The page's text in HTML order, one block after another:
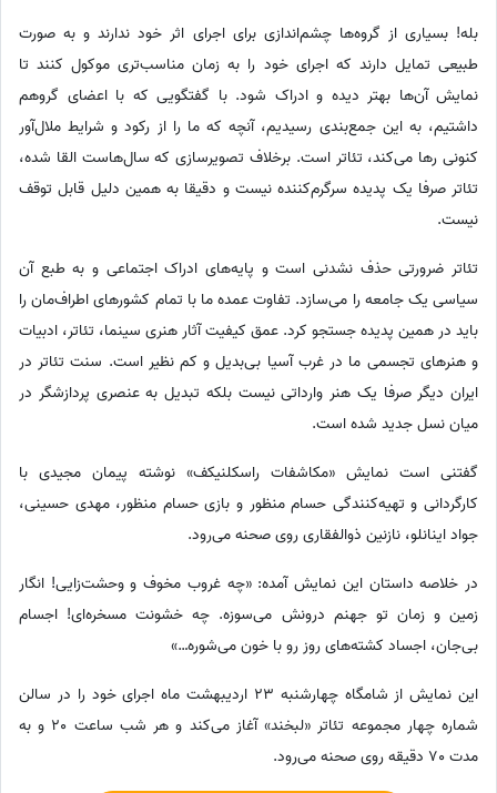
بله! بسیاری از گروه‌ها چشم‌اندازی برای اجرای اثر خود ندارند و به صورت
طبیعی تمایل دارند که اجرای خود را به زمان مناسب‌تری موکول کنند تا
نمایش آن‌ها بهتر دیده و ادراک شود. با گفتگویی که با اعضای گروهم
داشتیم، به این جمع‌بندی رسیدیم، آنچه که ما را از رکود و شرایط ملال‌آور
کنونی رها می‌کند، تئاتر است. برخلاف تصویرسازی که سال‌هاست القا شده،
تئاتر صرفا یک پدیده سرگرم‌کننده نیست و دقیقا به همین دلیل قابل توقف
نیست.
تئاتر ضرورتی حذف نشدنی است و پایه‌های ادراک اجتماعی و به طبع آن
سیاسی یک جامعه را می‌سازد. تفاوت عمده ما با تمام کشورهای اطراف‌مان را
باید در همین پدیده جستجو کرد. عمق کیفیت آثار هنری سینما، تئاتر، ادبیات
و هنرهای تجسمی ما در غرب آسیا بی‌بدیل و کم نظیر است. سنت تئاتر در
ایران دیگر صرفا یک هنر وارداتی نیست بلکه تبدیل به عنصری پردازشگر در
میان نسل جدید شده است.
گفتنی است نمایش «مکاشفات راسکلنیکف» نوشته پیمان مجیدی با
کارگردانی و تهیه‌کنندگی حسام منظور و بازی حسام منظور، مهدی حسینی،
جواد اینانلو، نازنین ذوالفقاری روی صحنه می‌رود.
در خلاصه داستان این نمایش آمده: «چه غروب مخوف و وحشت‌زایی! انگار
زمین و زمان تو جهنم درونش می‌سوزه. چه خشونت مسخره‌ای! اجسام
بی‌جان، اجساد کشته‌های روز رو با خون می‌شوره…»
این نمایش از شامگاه چهارشنبه 23 اردیبهشت ماه اجرای خود را در سالن
شماره چهار مجموعه تئاتر «لبخند» آغاز می‌کند و هر شب ساعت 20 و به
مدت 70 دقیقه روی صحنه می‌رود.